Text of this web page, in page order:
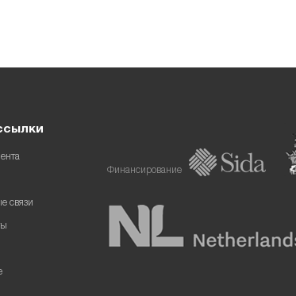
связи
Финансирование